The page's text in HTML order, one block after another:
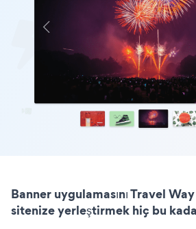
Banner uygulamasını Travel
sitenize yerleştirmek hiç bu